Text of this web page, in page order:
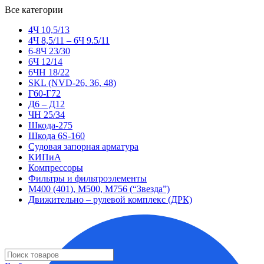
Все категории
4Ч 10,5/13
4Ч 8,5/11 – 6Ч 9.5/11
6-8Ч 23/30
6Ч 12/14
6ЧН 18/22
SKL (NVD-26, 36, 48)
Г60-Г72
Д6 – Д12
ЧН 25/34
Шкода-275
Шкода 6S-160
Судовая запорная арматура
КИПиА
Компрессоры
Фильтры и фильтроэлементы
М400 (401), М500, М756 (“Звезда”)
Движительно – рулевой комплекс (ДРК)